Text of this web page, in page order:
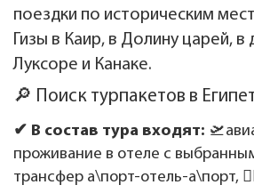
поездки по историческим
Гизы в Каир, в Долину царей,
Луксоре и Канаке.
🔎 Поиск турпакетов в
✔ В состав тура входят:
проживание в отеле с
трансфер а\порт-отель-а\порт,